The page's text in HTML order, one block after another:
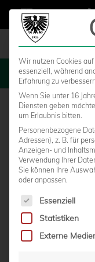
EUROPA-
Wir nutzen Cookies
essenziell, während
Erfahrung zu
Wenn Sie unter 16
Diensten geben
um Erlaubnis bitten.
Personenbezogene
Adressen), z. B. für
Anzeigen- und
Verwendung Ihrer
Sie können Ihre
oder anpassen.
Es folgt eine Liste
Essenziell
Statistiken
Externe